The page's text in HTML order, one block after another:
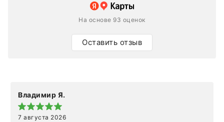
На основе 93 оценок
Оставить отзыв
Владимир Я.
7 августа 2026